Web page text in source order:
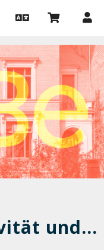
Literatur, Kreativität und Exil